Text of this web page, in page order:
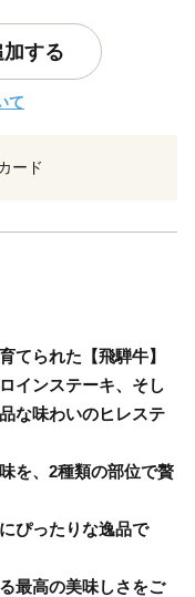
する
て
ード
てられた【飛騨牛】
インステーキ、そし
な味わいのヒレステ
を、2種類の部位で贅
ぴったりな逸品で
最高の美味しさをご